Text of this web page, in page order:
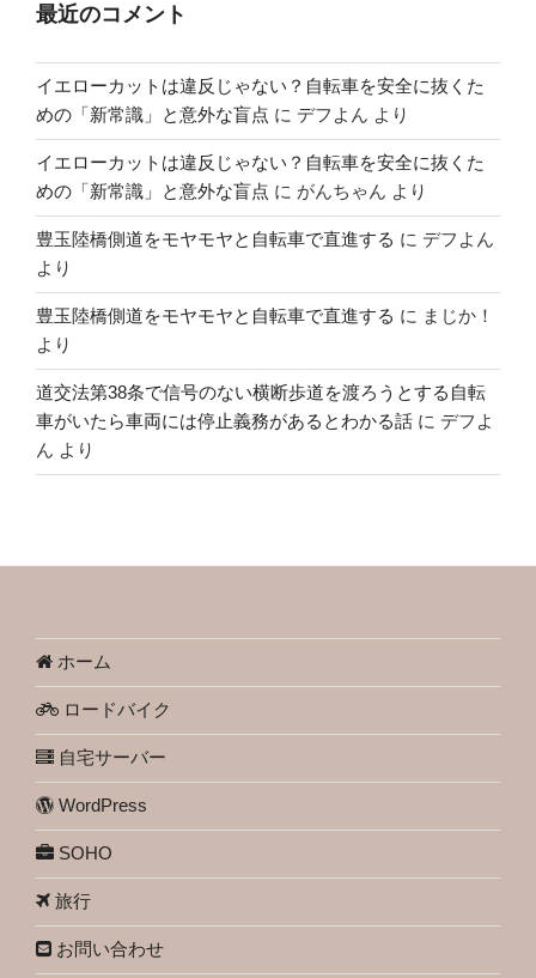
最近のコメント
イエローカットは違反じゃない？自転車を安全に抜くた
めの「新常識」と意外な盲点 に デフよん より
イエローカットは違反じゃない？自転車を安全に抜くた
めの「新常識」と意外な盲点 に がんちゃん より
豊玉陸橋側道をモヤモヤと自転車で直進する に デフよん
より
豊玉陸橋側道をモヤモヤと自転車で直進する に まじか！
より
道交法第38条で信号のない横断歩道を渡ろうとする自転
車がいたら車両には停止義務があるとわかる話 に デフよ
ん より
ホーム
ロードバイク
自宅サーバー
WordPress
SOHO
旅行
お問い合わせ